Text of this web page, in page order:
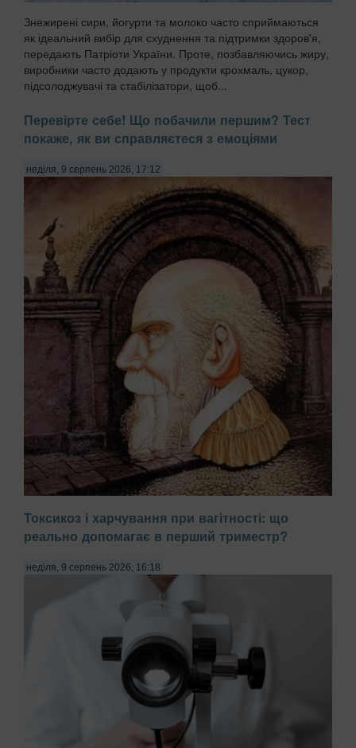
Знежирені сири, йогурти та молоко часто сприймаються
як ідеальний вибір для схуднення та підтримки здоров'я,
передають Патріоти України. Проте, позбавляючись жиру,
виробники часто додають у продукти крохмаль, цукор,
підсолоджувачі та стабілізатори, щоб...
Перевірте себе! Що побачили першим? Тест
покаже, як ви справляєтеся з емоціями
неділя, 9 серпень 2026, 17:12
Здатність нашого мозку фокусуватися на певних деталях
зображення може чимало розповісти про пріоритети,
характер та особливості мислення. Подібні оптичні тести
виступають у ролі своєрідного дзеркала, яке відображає
наші внутрішні установки та підсвідом...
Токсикоз і харчування при вагітності: що
реально допомагає в перший триместр?
неділя, 9 серпень 2026, 16:18